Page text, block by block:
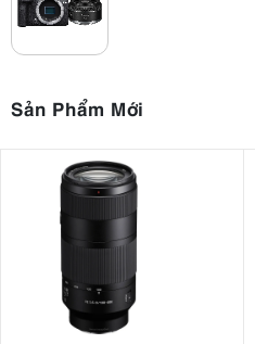
Trọng lượng thân máy (Body):
LP-E17 và thẻ nhớ)
Sản Phẩm Mới